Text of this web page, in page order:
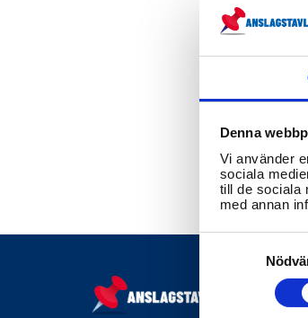
Denna
Vi använder
sociala
till de sociala
med annan
Consent